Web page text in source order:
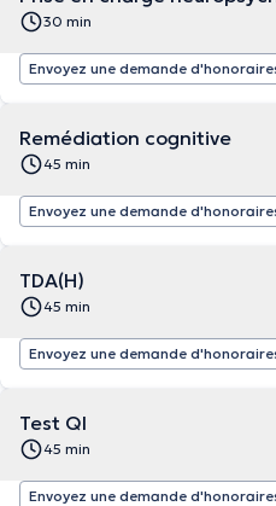
30 min
Envoyez une demande
Remédiation cognitive
45 min
Envoyez une demande
TDA(H)
45 min
Envoyez une demande
Test QI
45 min
Envoyez une demande